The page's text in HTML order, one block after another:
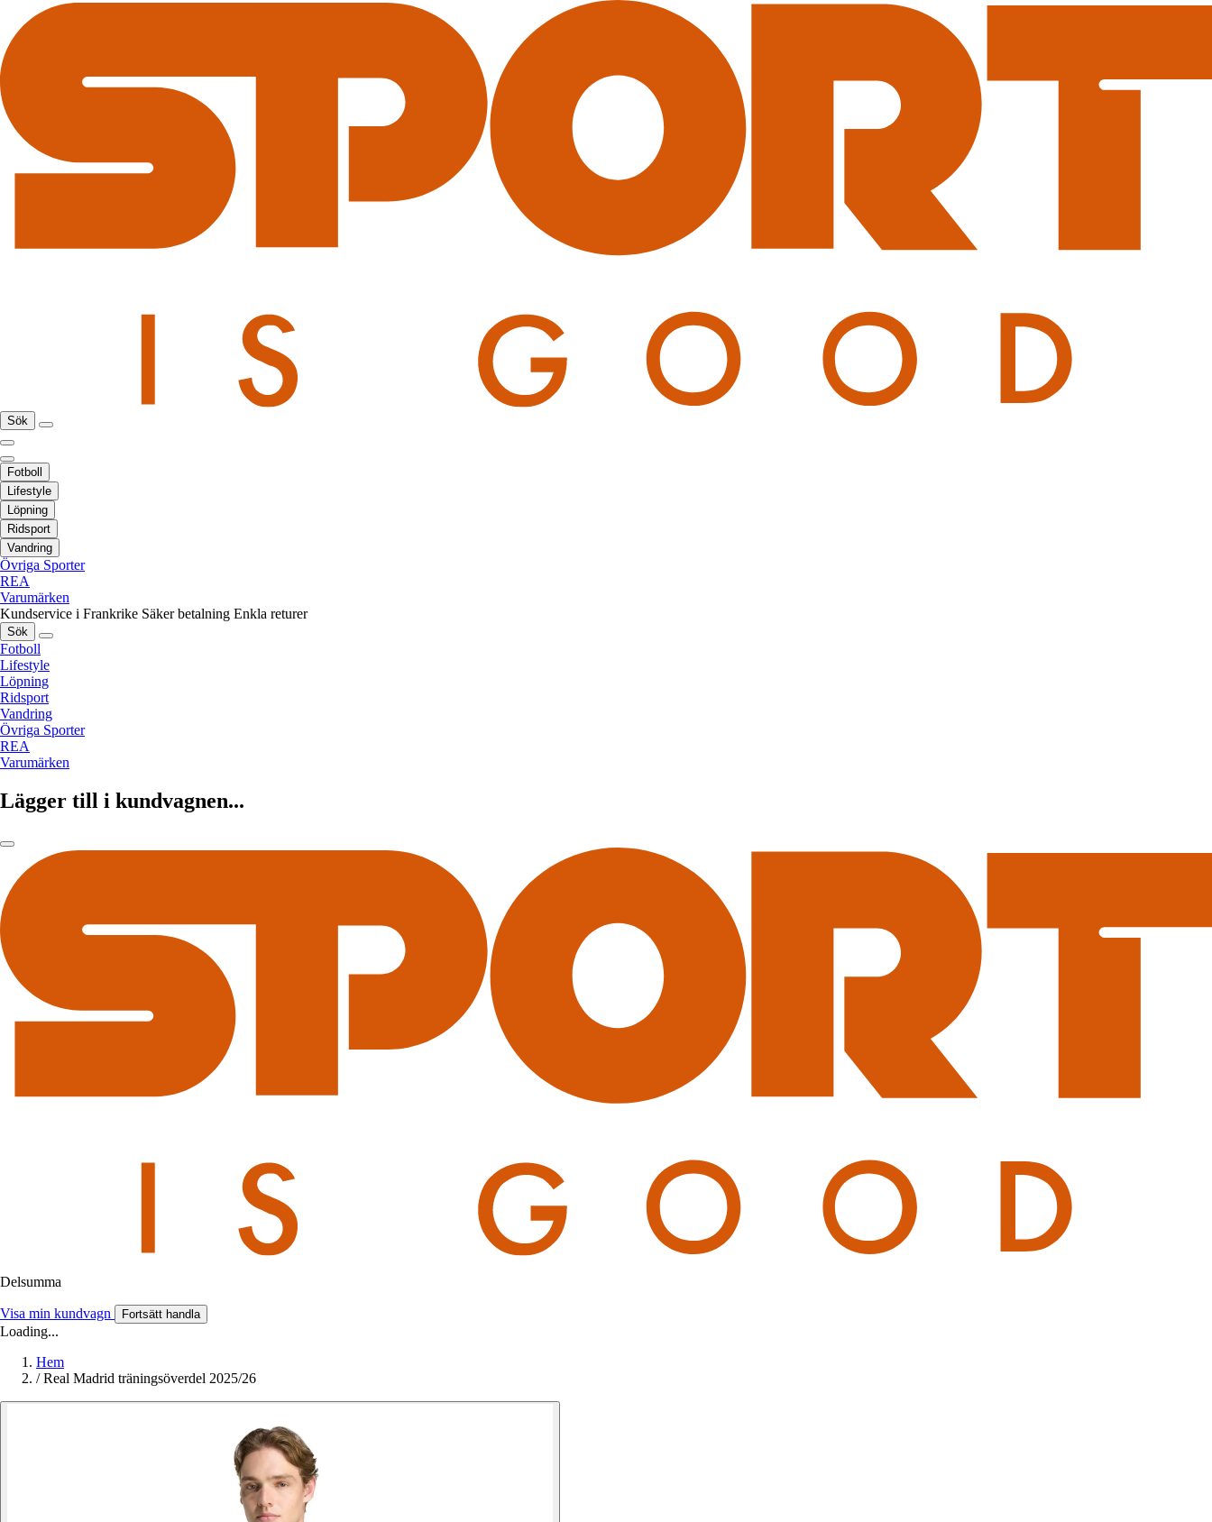
Sök
Fotboll
Lifestyle
Löpning
Ridsport
Vandring
Övriga Sporter
REA
Varumärken
Kundservice i Frankrike Säker betalning Enkla returer
Sök
Fotboll
Lifestyle
Löpning
Ridsport
Vandring
Övriga Sporter
REA
Varumärken
Lägger till i kundvagnen...
Delsumma
Visa min kundvagn Fortsätt handla
Loading...
Hem
/ Real Madrid träningsöverdel 2025/26